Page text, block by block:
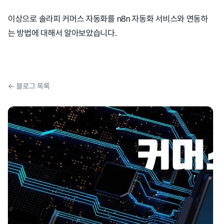
이상으로 솔라피 커머스 자동화를 n8n 자동화 서비스와 연동하
는 방법에 대해서 알아보았습니다.
← 블로그 목록